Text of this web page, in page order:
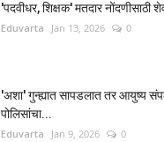
'पदवीधर, शिक्षक' मतदार नोंदणीसाठी
Eduvarta Jan 13, 2026 0
'अशा' गुन्ह्यात सापडलात तर आयुष्य
पोलिसांचा...
Eduvarta Jan 9, 2026 0